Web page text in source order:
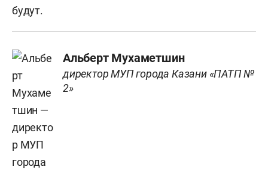
будут.
Альберт Мухаметшин
директор МУП города Казани «ПАТП №
2»